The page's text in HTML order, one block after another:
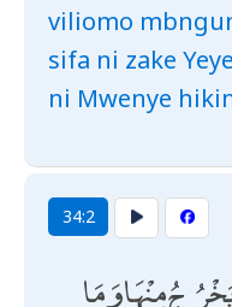
viliomo
sifa ni zake
ni Mwenye
34:2
مِنْهَا وَمَا